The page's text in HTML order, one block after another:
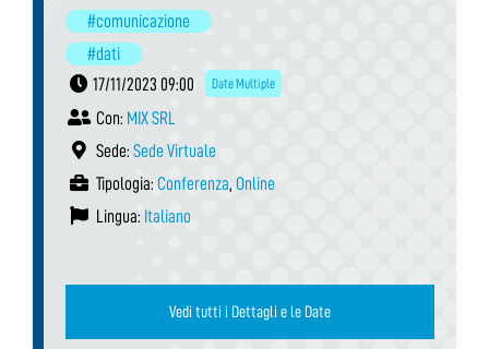
#comunicazione
#dati
17/11/2023 09:00
Date Multiple
Con: MIX SRL
Sede: Sede Virtuale
Tipologia: Conferenza, Online
Lingua: Italiano
Vedi tutti i Dettagli e le Date